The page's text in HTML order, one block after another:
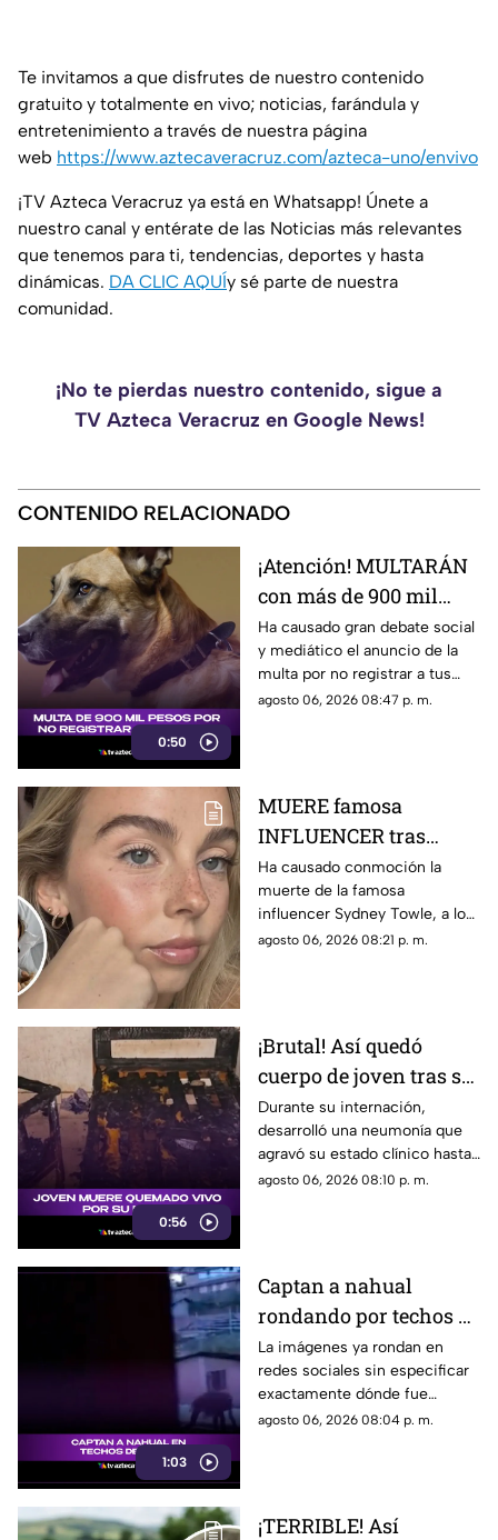
Te invitamos a que disfrutes de nuestro contenido
gratuito y totalmente en vivo; noticias, farándula y
entretenimiento a través de nuestra página
web https://www.aztecaveracruz.com/azteca-uno/envivo
¡TV Azteca Veracruz ya está en Whatsapp! Únete a
nuestro canal y entérate de las Noticias más relevantes
que tenemos para ti, tendencias, deportes y hasta
dinámicas. DA CLIC AQUÍy sé parte de nuestra
comunidad.
¡No te pierdas nuestro contenido, sigue a
TV Azteca Veracruz en Google News!
CONTENIDO RELACIONADO
0:50
¡Atención! MULTARÁN
con más de 900 mil
pesos a todos los que
no REGISTREN a sus
MASCOTAS
Ha causado gran debate social
y mediático el anuncio de la
multa por no registrar a tus
mascotas, por lo que la
agosto 06, 2026 08:47 p. m.
MUERE famosa
INFLUENCER tras
luchar contra INUSUAL
enfermedad
Ha causado conmoción la
muerte de la famosa
influencer Sydney Towle, a los
26 años, tras varios años de
agosto 06, 2026 08:21 p. m.
0:56
¡Brutal! Así quedó
cuerpo de joven tras ser
QUEMADO vivo por su
novia [VIDEO]
Durante su internación,
desarrolló una neumonía que
agravó su estado clínico hasta
que finalmente, falleció tras
agosto 06, 2026 08:10 p. m.
1:03
Captan a nahual
rondando por techos de
casas; ¿es en Veracruz?
[VIDEO]
La imágenes ya rondan en
redes sociales sin especificar
exactamente dónde fue
captado.
agosto 06, 2026 08:04 p. m.
¡TERRIBLE! Así